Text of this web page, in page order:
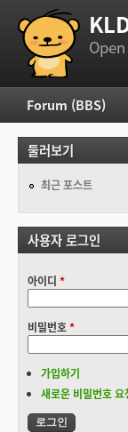
부 메뉴
주 메뉴
Forum (BBS)
둘러보기
최근 포스트
사용자 로그인
아이디 *
비밀번호*
가입하기
새로운 비밀번호 요